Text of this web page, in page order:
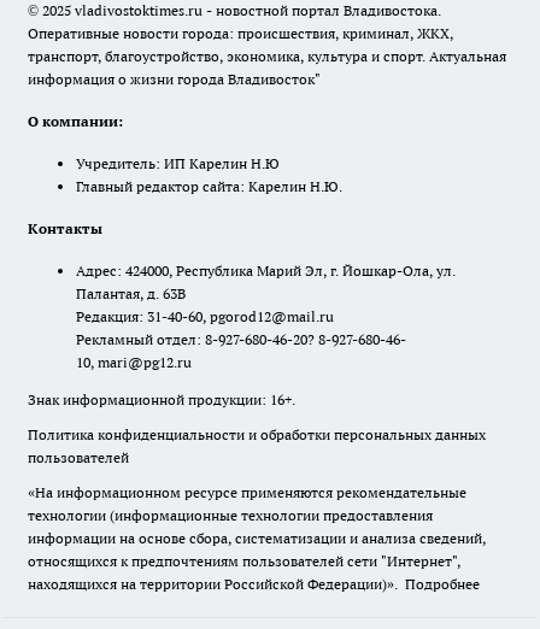
© 2025 vladivostoktimes.ru - новостной портал Владивостока.
Оперативные новости города: происшествия, криминал, ЖКХ,
транспорт, благоустройство, экономика, культура и спорт. Актуальная
информация о жизни города Владивосток"
О компании:
Учредитель: ИП Карелин Н.Ю
Главный редактор сайта: Карелин Н.Ю.
Контакты
Адрес: 424000, Республика Марий Эл, г. Йошкар-Ола, ул.
Палантая, д. 63В
Редакция: 31-40-60, pgorod12@mail.ru
Рекламный отдел: 8-927-680-46-20? 8-927-680-46-
10, mari@pg12.ru
Знак информационной продукции: 16+.
Политика конфиденциальности и обработки персональных данных
пользователей
«На информационном ресурсе применяются рекомендательные
технологии (информационные технологии предоставления
информации на основе сбора, систематизации и анализа сведений,
относящихся к предпочтениям пользователей сети "Интернет",
находящихся на территории Российской Федерации)». Подробнее